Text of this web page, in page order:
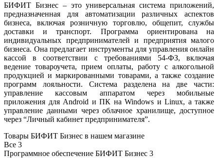
БИФИТ Бизнес – это универсальная система приложений,
предназначенная для автоматизации различных аспектов
бизнеса, включая розничную торговлю, общепит, службы
доставки и транспорт. Программа ориентирована на
индивидуальных предпринимателей и предприятия малого
бизнеса. Она предлагает инструменты для управления онлайн
кассой в соответствии с требованиями 54-ФЗ, включая
ведение товароучета, прием оплаты, работу с алкогольной
продукцией и маркированными товарами, а также создание
программ лояльности. Система разделена на две части:
управление кассовым аппаратом через мобильные
приложения для Android и ПК на Windows и Linux, а также
управление данными через облачное хранилище, доступное
через “Личный кабинет предпринимателя”.
Товары БИФИТ Бизнес в нашем магазине
Все 3
Программное обеспечение БИФИТ Бизнес 3